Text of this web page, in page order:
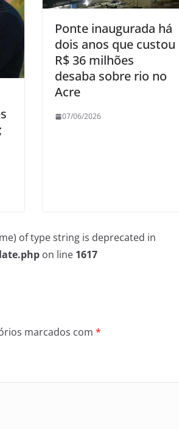
Ponte inaugurada há
dois anos que custou
R$ 36 milhões
desaba sobre rio no
Acre
07/06/2026
of type string is deprecated in
on line 1617
marcados com *